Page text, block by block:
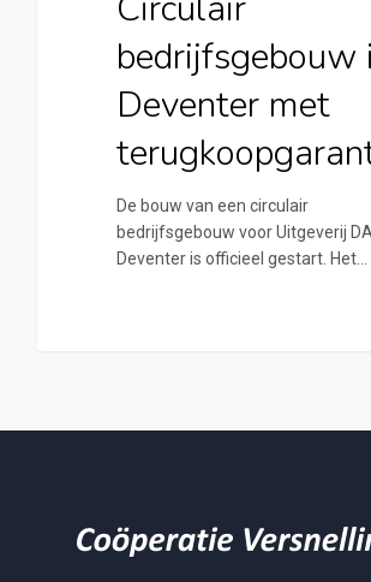
bedrijfsgebouw
Deventer met
De bouw van een circulair
bedrijfsgebouw voor Uitgeverij
Deventer is officieel gestart. Het…